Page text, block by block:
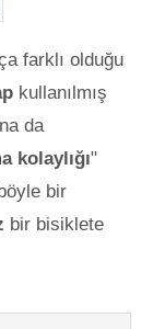
farklı olduğu
kullanılmış
da
kolaylığı"
bir
bir bisiklete